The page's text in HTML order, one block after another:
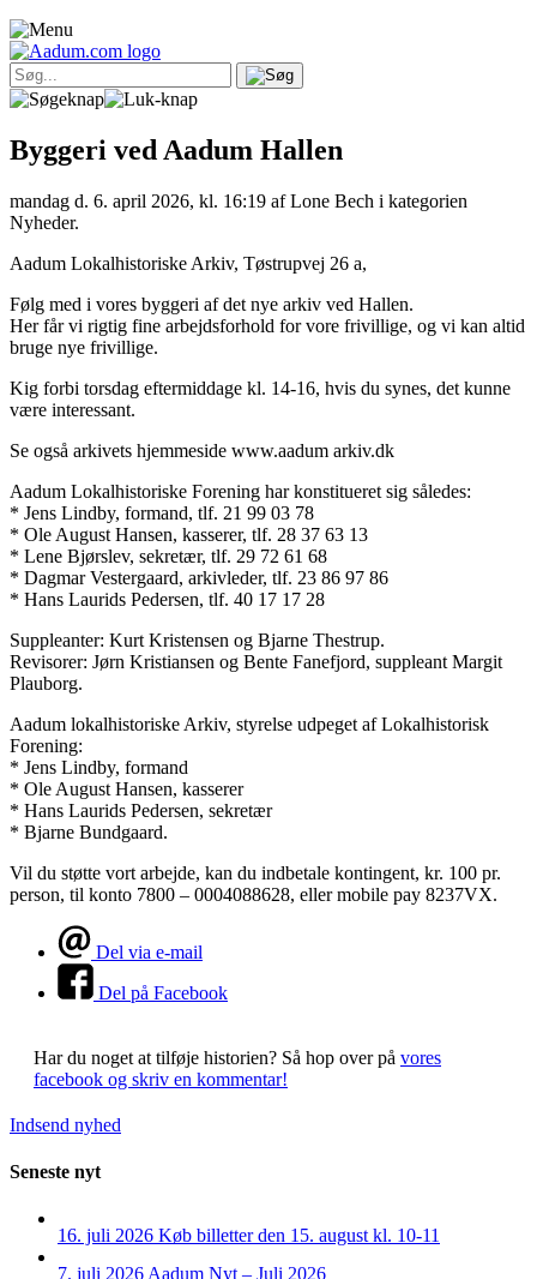
Byggeri ved Aadum Hallen
mandag d. 6. april 2026, kl. 16:19 af Lone Bech i kategorien
Nyheder.
Aadum Lokalhistoriske Arkiv, Tøstrupvej 26 a,
Følg med i vores byggeri af det nye arkiv ved Hallen.
Her får vi rigtig fine arbejdsforhold for vore frivillige, og vi kan altid
bruge nye frivillige.
Kig forbi torsdag eftermiddage kl. 14-16, hvis du synes, det kunne
være interessant.
Se også arkivets hjemmeside www.aadum arkiv.dk
Aadum Lokalhistoriske Forening har konstitueret sig således:
* Jens Lindby, formand, tlf. 21 99 03 78
* Ole August Hansen, kasserer, tlf. 28 37 63 13
* Lene Bjørslev, sekretær, tlf. 29 72 61 68
* Dagmar Vestergaard, arkivleder, tlf. 23 86 97 86
* Hans Laurids Pedersen, tlf. 40 17 17 28
Suppleanter: Kurt Kristensen og Bjarne Thestrup.
Revisorer: Jørn Kristiansen og Bente Fanefjord, suppleant Margit
Plauborg.
Aadum lokalhistoriske Arkiv, styrelse udpeget af Lokalhistorisk
Forening:
* Jens Lindby, formand
* Ole August Hansen, kasserer
* Hans Laurids Pedersen, sekretær
* Bjarne Bundgaard.
Vil du støtte vort arbejde, kan du indbetale kontingent, kr. 100 pr.
person, til konto 7800 – 0004088628, eller mobile pay 8237VX.
Del via e-mail
Del på Facebook
Har du noget at tilføje historien? Så hop over på vores
facebook og skriv en kommentar!
Indsend nyhed
Seneste nyt
16. juli 2026 Køb billetter den 15. august kl. 10-11
7. juli 2026 Aadum Nyt – Juli 2026